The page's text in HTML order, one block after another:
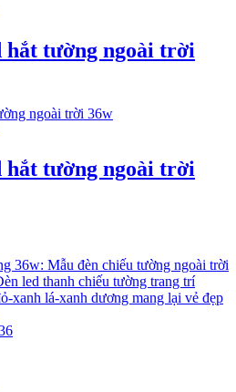
hắt tường ngoài trời
hắt tường ngoài trời
36w: Mẫu đèn chiếu tường ngoài trời
led thanh chiếu tường trang trí
xanh lá-xanh dương mang lại vẻ đẹp